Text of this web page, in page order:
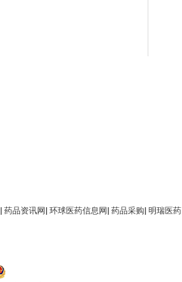
| 药品资讯网| 环球医药信息网| 药品采购| 明瑞医药